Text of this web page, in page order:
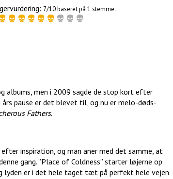
7/10 baseret på 1 stemme.
albums, men i 2009 sagde de stop kort efter
års pause er det blevet til, og nu er melo-døds-
Fathers.
inspiration, og man aner med det samme, at
gang. ”Place of Coldness” starter løjerne op
lyden er i det hele taget tæt på perfekt hele vejen